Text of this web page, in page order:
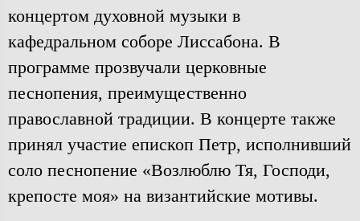
концертом духовной музыки в
кафедральном соборе Лиссабона. В
программе прозвучали церковные
песнопения, преимущественно
православной традиции. В концерте также
принял участие епископ Петр, исполнивший
соло песнопение «Возлюблю Тя, Господи,
крепосте моя» на византийские мотивы.